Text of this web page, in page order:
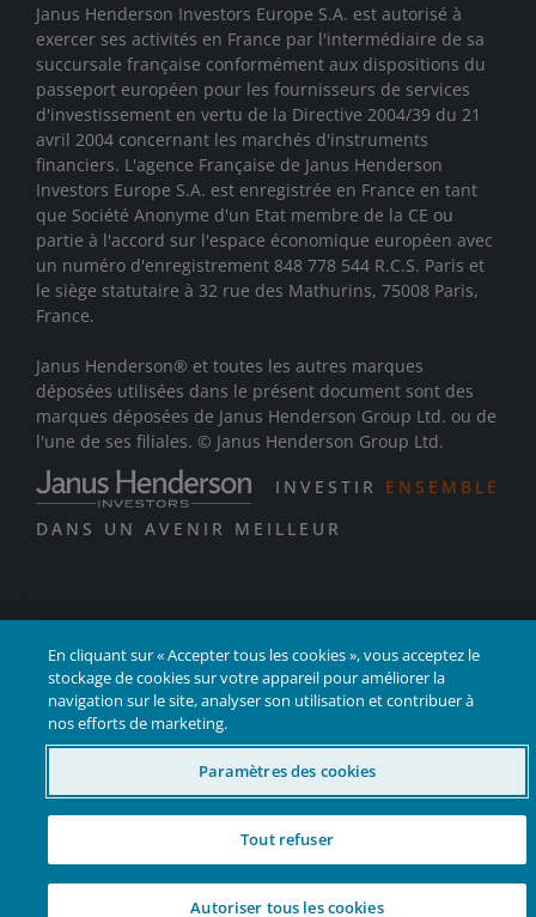
Janus Henderson Investors Europe S.A. est autorisé à
exercer ses activités en France par l'intermédiaire de sa
succursale française conformément aux dispositions du
passeport européen pour les fournisseurs de services
d'investissement en vertu de la Directive 2004/39 du 21
avril 2004 concernant les marchés d'instruments
financiers. L'agence Française de Janus Henderson
Investors Europe S.A. est enregistrée en France en tant
que Société Anonyme d'un Etat membre de la CE ou
partie à l'accord sur l'espace économique européen avec
un numéro d'enregistrement 848 778 544 R.C.S. Paris et
le siège statutaire à 32 rue des Mathurins, 75008 Paris,
France.
Janus Henderson® et toutes les autres marques
déposées utilisées dans le présent document sont des
marques déposées de Janus Henderson Group Ltd. ou de
l'une de ses filiales. © Janus Henderson Group Ltd.
INVESTIR ENSEMBLE
DANS UN AVENIR MEILLEUR
En cliquant sur « Accepter tous les cookies », vous acceptez le
stockage de cookies sur votre appareil pour améliorer la
navigation sur le site, analyser son utilisation et contribuer à
nos efforts de marketing.
Paramètres des cookies
Tout refuser
Autoriser tous les cookies